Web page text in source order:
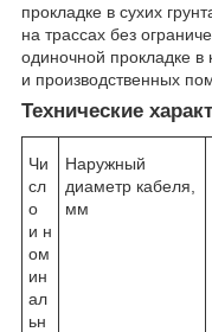
прокладке в сухих
на трассах без
одиночной прокладке
и производственных
Технические
Чи
сл
о
и н
ом
ин
ал
ьн
Наружный
диаметр кабеля,
мм